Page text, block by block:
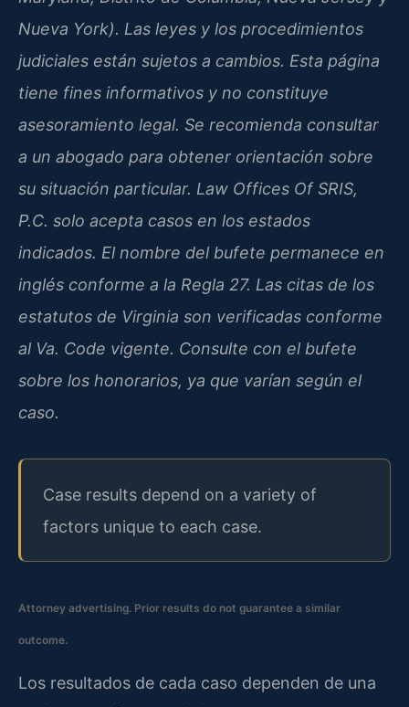
Nueva York). Las leyes y los procedimientos
judiciales están sujetos a cambios. Esta página
tiene fines informativos y no constituye
asesoramiento legal. Se recomienda consultar
a un abogado para obtener orientación sobre
su situación particular. Law Offices Of SRIS,
P.C. solo acepta casos en los estados
indicados. El nombre del bufete permanece en
inglés conforme a la Regla 27. Las citas de los
estatutos de Virginia son verificadas conforme
al Va. Code vigente. Consulte con el bufete
sobre los honorarios, ya que varían según el
caso.
Case results depend on a variety of
factors unique to each case.
Attorney advertising. Prior results do not guarantee a similar
outcome.
Los resultados de cada caso dependen de una